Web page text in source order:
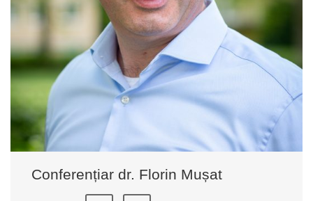
Conferențiar dr. Florin Mușat